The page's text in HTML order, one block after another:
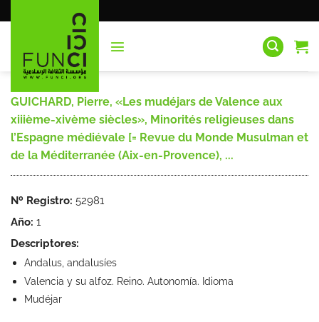
al
GUICHARD, Pierre, «Les mudéjars de Valence aux
xiiième-xivème siècles», Minorités religieuses dans
l’Espagne médiévale [= Revue du Monde Musulman et
de la Méditerranée (Aix-en-Provence), ...
Nº Registro: 52981
Año: 1
Descriptores:
Andalus, andalusíes
Valencia y su alfoz. Reino. Autonomía. Idioma
Mudéjar